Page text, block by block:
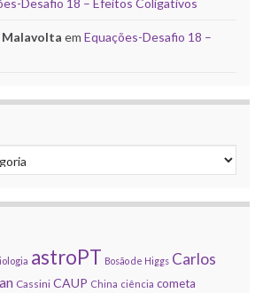
Desafio 18 – Efeitos Coligativos
Malavolta em Equações-Desafio 18 –
astroPT Bosão de Higgs Carlos
Cassini CAUP China ciência cometa